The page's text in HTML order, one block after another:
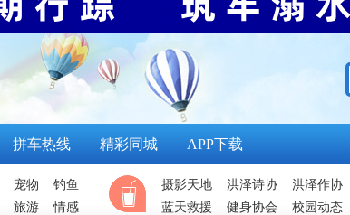
拼车热线 精彩同城 APP下载
宠物
钓鱼
旅游 情感
摄影天地 洪泽诗协
洪泽作协
蓝天救援
健身协会 校园动态